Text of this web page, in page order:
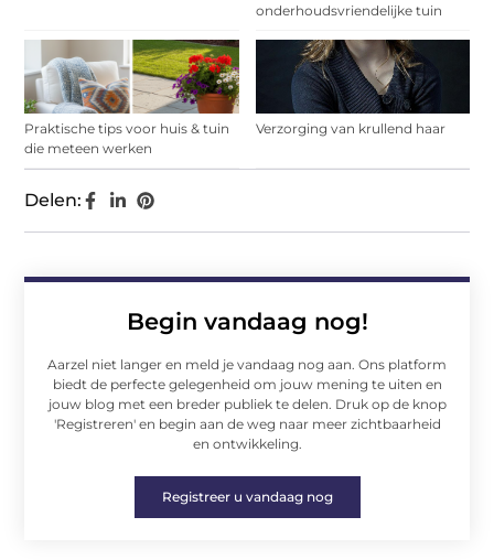
onderhoudsvriendelijke tuin
Praktische tips voor huis & tuin
die meteen werken
Verzorging van krullend haar
Begin vandaag nog!
Aarzel niet langer en meld je vandaag nog aan. Ons platform
biedt de perfecte gelegenheid om jouw mening te uiten en
jouw blog met een breder publiek te delen. Druk op de knop
'Registreren' en begin aan de weg naar meer zichtbaarheid
en ontwikkeling.
Registreer u vandaag nog
Delen: